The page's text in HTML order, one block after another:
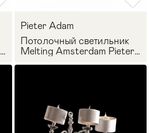
Pieter Adam
Потолочный светильник
Melting Amsterdam Pieter